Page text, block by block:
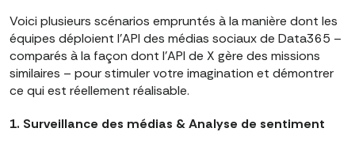
Voici plusieurs scénarios empruntés à la manière dont les
équipes déploient l'API des médias sociaux de Data365 –
comparés à la façon dont l'API de X gère des missions
similaires – pour stimuler votre imagination et démontrer
ce qui est réellement réalisable.
1. Surveillance des médias & Analyse de sentiment